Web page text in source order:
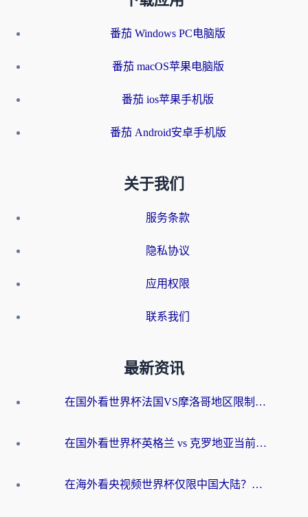
番茄 Windows PC电脑版
番茄 macOS苹果电脑版
番茄 ios苹果手机版
番茄 Android安卓手机版
关于我们
服务条款
隐私协议
应用权限
联系我们
最新资讯
在国外看世界杯法国VS摩洛哥地区限制？这篇指南让你流畅看中文解说无压力
在国外看世界杯英格兰 vs 克罗地亚当前地区不可播放？这篇指南帮你搞定所有海外观赛难题
在海外看央视频世界杯仅限中国大陆？这篇指南帮你解锁中文解说+无卡顿直播